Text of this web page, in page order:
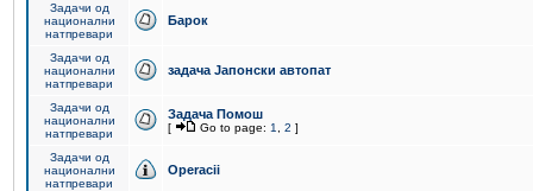
Задачи од
национални
натпревари
Барок
Задачи од
национални
натпревари
задача Јапонски автопат
Задачи од
национални
натпревари
Задача Помош
[ Go to page: 1 2 ]
Задачи од
национални
натпревари
Operacii